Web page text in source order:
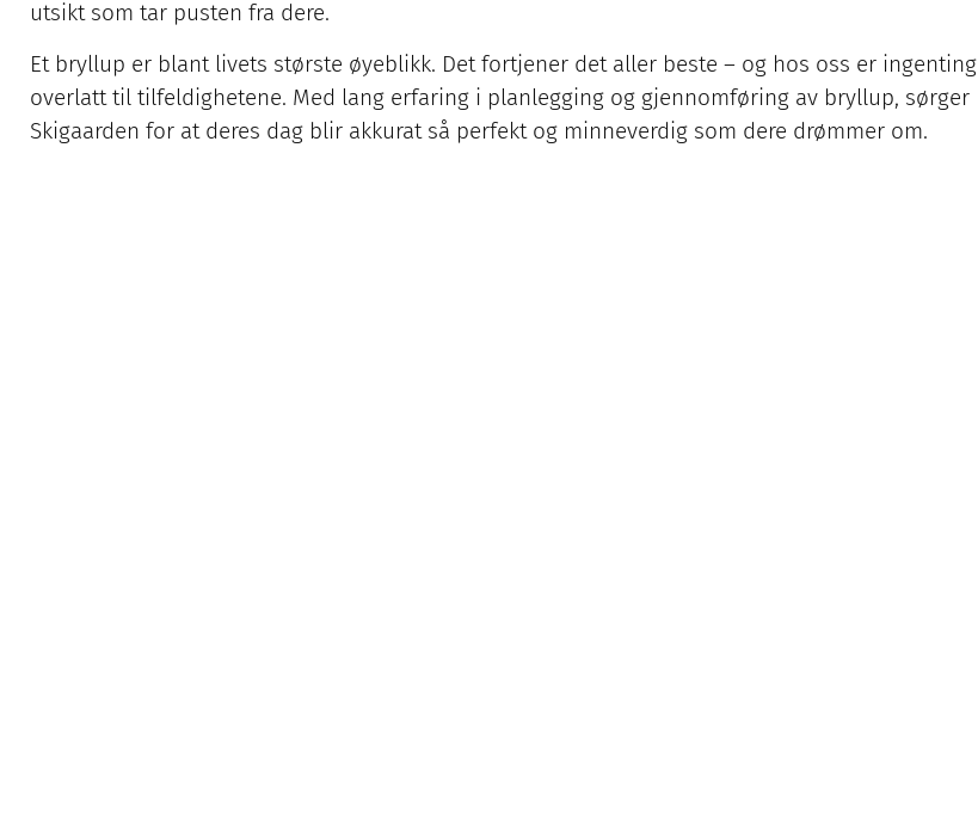
utsikt som tar pusten fra dere.
Et bryllup er blant livets største øyeblikk. Det fortjener det aller beste – og hos oss er ingenting
overlatt til tilfeldighetene. Med lang erfaring i planlegging og gjennomføring av bryllup, sørger
Skigaarden for at deres dag blir akkurat så perfekt og minneverdig som dere drømmer om.